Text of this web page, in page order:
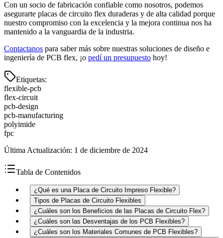
Con un socio de fabricación confiable como nosotros, podemos
asegurarte placas de circuito flex duraderas y de alta calidad porque
nuestro compromiso con la excelencia y la mejora continua nos ha
mantenido a la vanguardia de la industria.
Contactanos para saber más sobre nuestras soluciones de diseño e
ingeniería de PCB flex, ¡o pedí un presupuesto hoy!
Etiquetas:
flexible-pcb
flex-circuit
pcb-design
pcb-manufacturing
polyimide
fpc
Última Actualización: 1 de diciembre de 2024
Tabla de Contenidos
¿Qué es una Placa de Circuito Impreso Flexible?
Tipos de Placas de Circuito Flexibles
¿Cuáles son los Beneficios de las Placas de Circuito Flex?
¿Cuáles son las Desventajas de los PCB Flexibles?
¿Cuáles son los Materiales Comunes de PCB Flexibles?